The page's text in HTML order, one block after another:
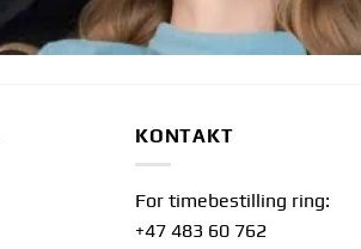
KONTAKT
For timebestilling ring:
+47 483 60 762